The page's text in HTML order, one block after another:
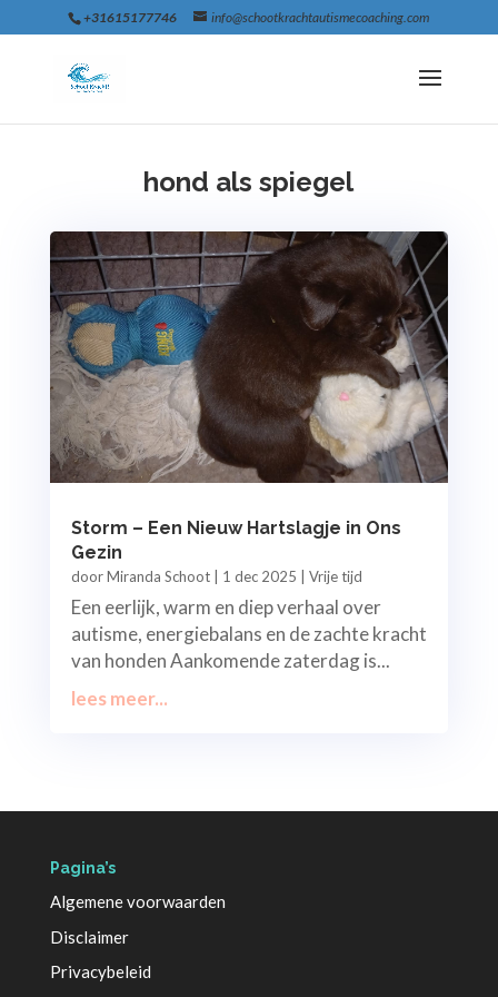
+31615177746 info@schootkrachtautismecoaching.com
hond als spiegel
Storm – Een Nieuw Hartslagje in Ons
Gezin
doorMiranda Schoot| 1 dec 2025 Vrije tijd
Een eerlijk, warm en diep verhaal over
autisme, energiebalans en de zachte kracht
van honden Aankomende zaterdag is...
lees meer...
Pagina’s
Algemene voorwaarden
Disclaimer
Privacybeleid